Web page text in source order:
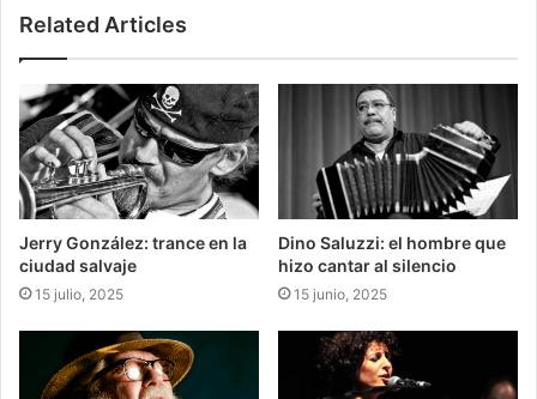
Related Articles
Jerry González: trance en la
ciudad salvaje
15 julio, 2025
Dino Saluzzi: el hombre que
hizo cantar al silencio
15 junio, 2025